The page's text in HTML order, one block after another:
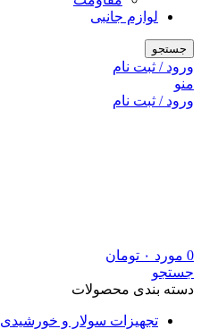
لوازم جانبی
جستجو
ورود / ثبت نام
منو
ورود / ثبت نام
0 مورد ۰ تومان
جستجو
دسته بندی محصولات
تجهیزات سولار و خورشیدی